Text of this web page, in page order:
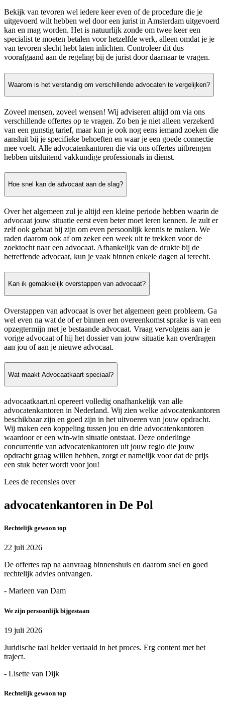
Bekijk van tevoren wel iedere keer even of de procedure die je
uitgevoerd wilt hebben wel door een jurist in Amsterdam uitgevoerd
kan en mag worden. Het is natuurlijk zonde om twee keer een
specialist te moeten betalen voor hetzelfde werk, alleen omdat je je
van tevoren slecht hebt laten inlichten. Controleer dit dus
voorafgaand aan de regeling bij de jurist door daarnaar te vragen.
Waarom is het verstandig om verschillende advocaten te vergelijken?
Zoveel mensen, zoveel wensen! Wij adviseren altijd om via ons
verschillende offertes op te vragen. Zo ben je niet alleen verzekerd
van een gunstig tarief, maar kun je ook nog eens iemand zoeken die
aansluit bij je specifieke behoeften en waar je een goede connectie
mee voelt. Alle advocatenkantoren die via ons offertes uitbrengen
hebben uitsluitend vakkundige professionals in dienst.
Hoe snel kan de advocaat aan de slag?
Over het algemeen zul je altijd een kleine periode hebben waarin de
advocaat jouw situatie eerst even beter moet leren kennen. Je zult er
zelf ook gebaat bij zijn om even persoonlijk kennis te maken. We
raden daarom ook af om zeker een week uit te trekken voor de
zoektocht naar een advocaat. Afhankelijk van de drukte bij de
betreffende advocaat, kun je vaak binnen enkele dagen al terecht.
Kan ik gemakkelijk overstappen van advocaat?
Overstappen van advocaat is over het algemeen geen probleem. Ga
wel even na wat de of er binnen een overeenkomst sprake is van een
opzegtermijn met je bestaande advocaat. Vraag vervolgens aan je
vorige advocaat of hij het dossier van jouw situatie kan overdragen
aan jou of aan je nieuwe advocaat.
Wat maakt Advocaatkaart speciaal?
advocaatkaart.nl opereert volledig onafhankelijk van alle
advocatenkantoren in Nederland. Wij zien welke advocatenkantoren
beschikbaar zijn en goed zijn in het uitvoeren van jouw opdracht.
Wij maken een koppeling tussen jou en drie advocatenkantoren
waardoor er een win-win situatie ontstaat. Deze onderlinge
concurrentie van advocatenkantoren uit jouw regio die jouw
opdracht graag willen hebben, zorgt er namelijk voor dat de prijs
een stuk beter wordt voor jou!
Lees de recensies over
advocatenkantoren in De Pol
Rechtelijk gewoon top
22 juli 2026
De offertes rap na aanvraag binnenshuis en daarom snel en goed
rechtelijk advies ontvangen.
- Marleen van Dam
We zijn persoonlijk bijgestaan
19 juli 2026
Juridische taal helder vertaald in het proces. Erg content met het
traject.
- Lisette van Dijk
Rechtelijk gewoon top